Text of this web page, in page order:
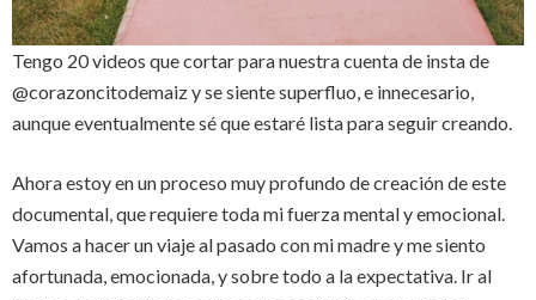
Tengo 20 videos que cortar para nuestra cuenta de insta de
@corazoncitodemaiz y se siente superfluo, e innecesario,
aunque eventualmente sé que estaré lista para seguir creando.
Ahora estoy en un proceso muy profundo de creación de este
documental, que requiere toda mi fuerza mental y emocional.
Vamos a hacer un viaje al pasado con mi madre y me siento
afortunada, emocionada, y sobre todo a la expectativa. Ir al